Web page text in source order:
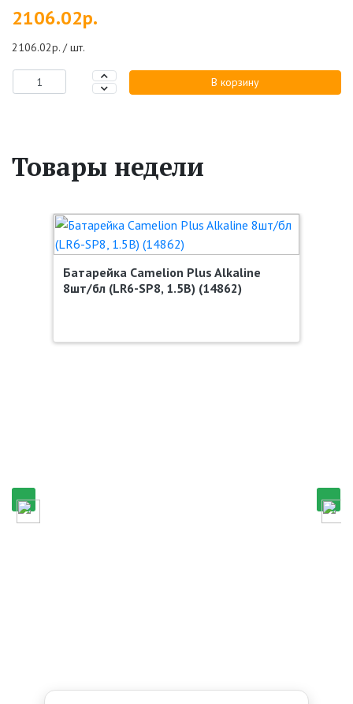
2106.02р.
2106.02р. / шт.
В корзину
Товары недели
Батарейка Camelion Plus Alkaline
8шт/бл (LR6-SP8, 1.5В) (14862)